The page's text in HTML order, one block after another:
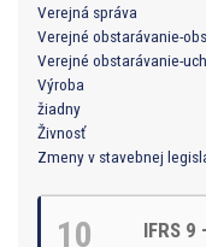
Verejná správa
Verejné obstarávanie-
Verejné obstarávanie-
Výroba
žiadny
Živnosť
Zmeny v stavebnej
10 IFRS 9